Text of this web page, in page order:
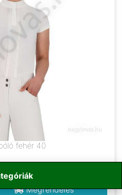
fehér 40
17 090
Megrendelés